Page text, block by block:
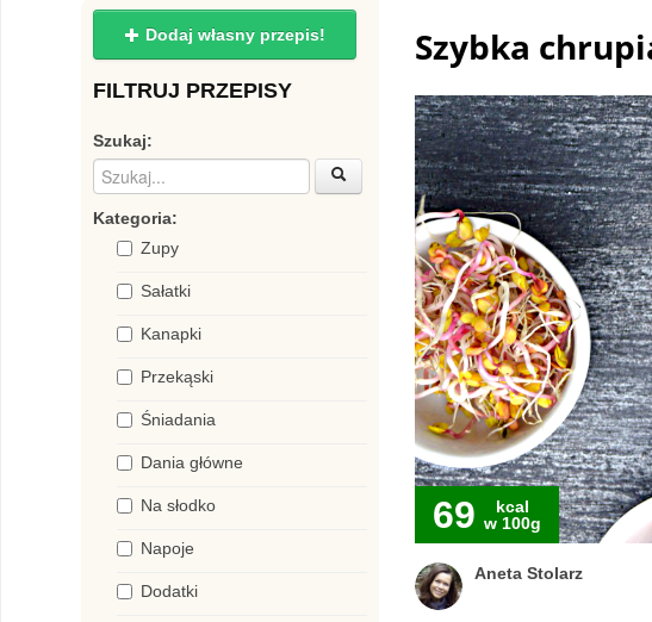
Dodaj własny przepis!
FILTRUJ PRZEPISY
Szukaj:
Kategoria:
Zupy
Sałatki
Kanapki
Przekąski
Śniadania
Dania główne
Na słodko
Napoje
Dodatki
Szybka
69
kcal
w 100g
Aneta Stolarz